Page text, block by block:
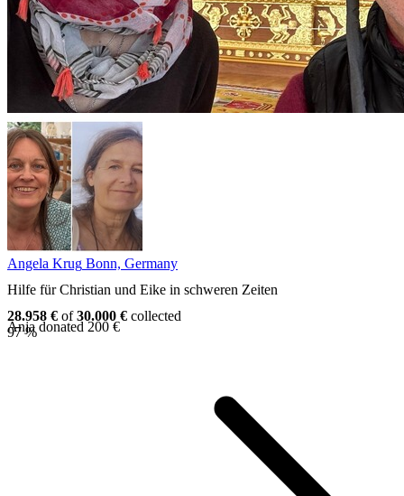
Angela Krug Bonn, Germany
Hilfe für Christian und Eike in schweren Zeiten
28.958 € of30.000 € collected
97 %
Anja donated 200 €